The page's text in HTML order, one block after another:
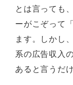
とは言っても
ーがこぞって
ます。しかし
系の広告収入
あると言うだ